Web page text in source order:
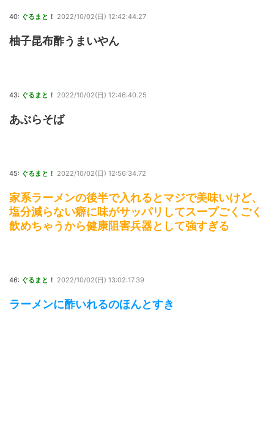
40: ぐるまと！ 2022/10/02(日) 12:42:44.27
柚子昆布酢うまいやん
43: ぐるまと！ 2022/10/02(日) 12:46:40.25
あぶらそば
45: ぐるまと！ 2022/10/02(日) 12:56:34.72
家系ラーメンの後半で入れるとマジで美味いけど、
塩分減らない癖に味がサッパリしてスープごくごく
飲めちゃうから健康阻害兵器として強すぎる
46: ぐるまと！ 2022/10/02(日) 13:02:17.39
ラーメンに酢いれるのほんとすき